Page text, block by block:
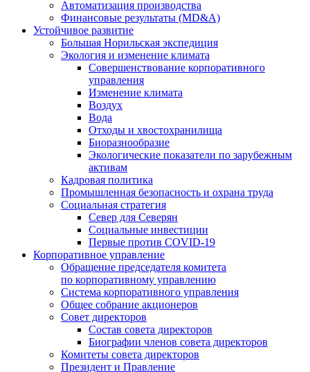
Автоматизация производства
Финансовые результаты (MD&A)
Устойчивое развитие
Большая Норильская экспедиция
Экология и изменение климата
Совершенствование корпоративного
управления
Изменение климата
Воздух
Вода
Отходы и хвостохранилища
Биоразнообразие
Экологические показатели по зарубежным
активам
Кадровая политика
Промышленная безопасность и охрана труда
Социальная стратегия
Север для Северян
Социальные инвестиции
Первые против COVID‑19
Корпоративное управление
Обращение председателя комитета
по корпоративному управлению
Система корпоративного управления
Общее собрание акционеров
Совет директоров
Состав совета директоров
Биографии членов совета директоров
Комитеты совета директоров
Президент и Правление